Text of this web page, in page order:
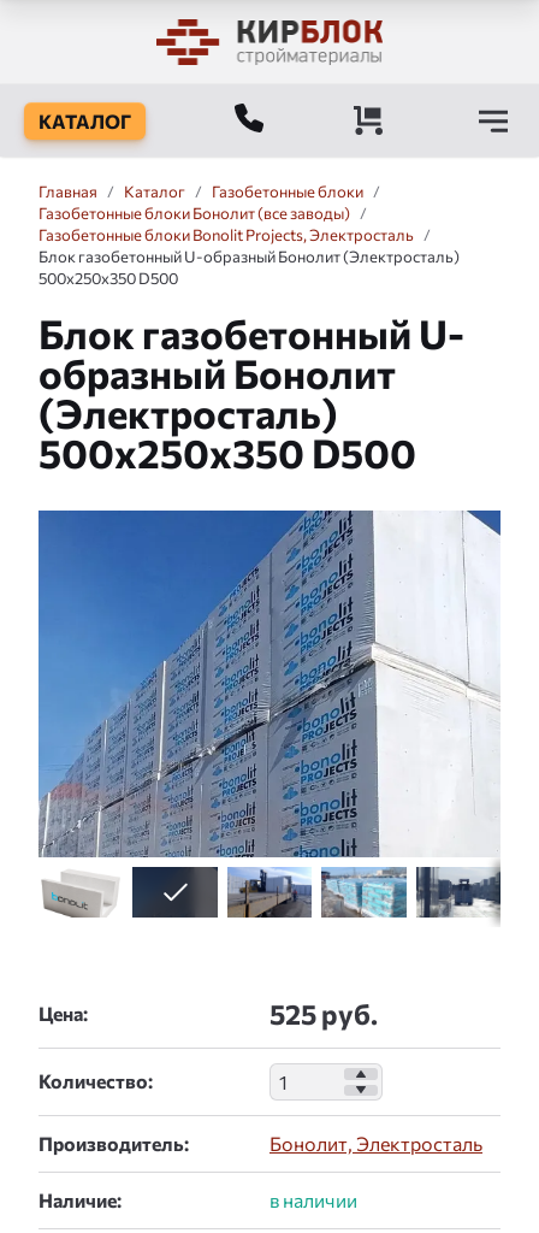
КАТАЛОГ
Главная / Каталог / Газобетонные блоки /
Газобетонные блоки Бонолит (все заводы) /
Газобетонные блоки Bonolit Projects, Электросталь /
Блок газобетонный U-образный Бонолит (Электросталь)
500x250x350 D500
Блок газобетонный U-
образный Бонолит
(Электросталь)
500x250x350 D500
Цена: 525 руб.
Количество:
Производитель: Бонолит, Электросталь
Наличие: